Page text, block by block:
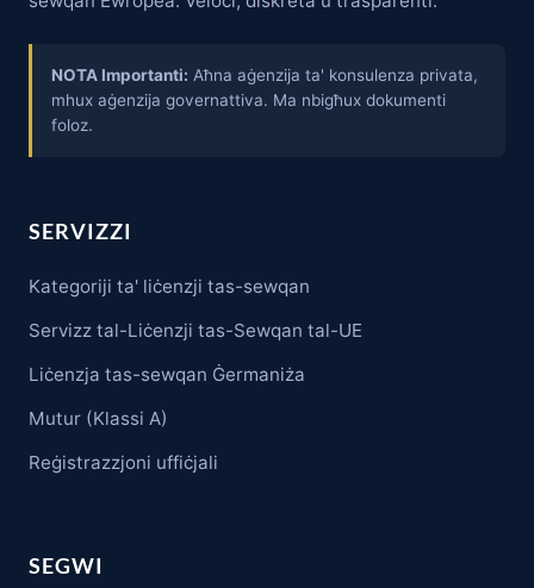
NOTA Importanti: Aħna aġenzija ta' konsulenza privata,
mhux aġenzija governattiva. Ma nbigħux dokumenti
foloz.
SERVIZZI
Kategoriji ta' liċenzji tas-sewqan
Servizz tal-Liċenzji tas-Sewqan tal-UE
Liċenzja tas-sewqan Ġermaniża
Mutur (Klassi A)
Reġistrazzjoni uffiċjali
SEGWI